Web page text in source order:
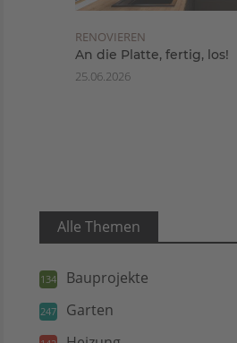
RENOVIEREN
An die Platte, fertig, los!
25.06.2026
Alle Themen
134 Bauprojekte
247 Garten